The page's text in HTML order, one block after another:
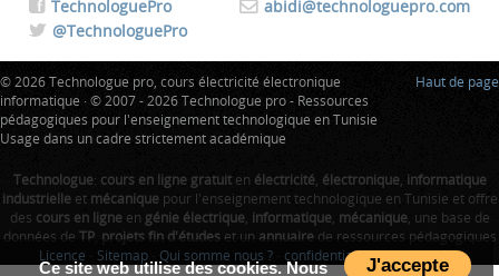
abidi@technologuepro.com
TechnologuePro
@TechnologuePro
Haut de page
© 2026 Technologue pro, cours électricité électronique
informatique · © 2007 - 2026 Technologue pro - Ressources
pédagogiques pour l'enseignement technologique en Tunisie
Usage dans un cadre strictement académique
Technologue: cours en ligne gratuiten électricité, électronique, informatique
industrielleet mécaniquepour l'enseignement technologique en Tunisie et offre
des cours en ligneen génie électrique, informatique, mécanique, une base de
données de TP, projets fin d'étudeset un annuairede ressources pédagogiques
Licence
Sitemap Qui somme nous ? confidentialité-Tunisie Index
J'accepte
Ce site web utilise des cookies. Nous